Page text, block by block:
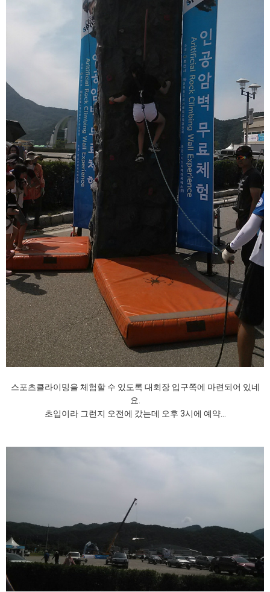
스포츠클라이밍을 체험할 수 있도록 대회장 입구쪽에 마련되어 있네
요.
초입이라 그런지 오전에 갔는데 오후 3시에 예약...